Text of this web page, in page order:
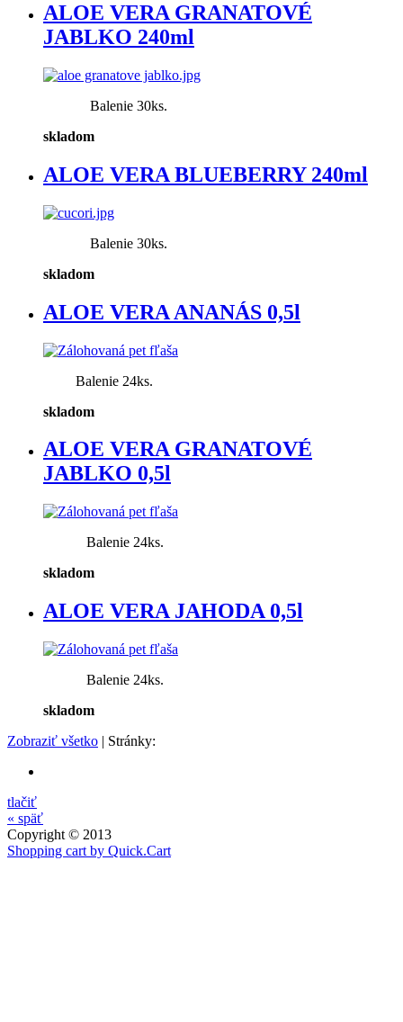
ALOE VERA GRANATOVÉ
JABLKO 240ml
Balenie 30ks.
skladom
ALOE VERA BLUEBERRY 240ml
Balenie 30ks.
skladom
ALOE VERA ANANÁS 0,5l
Balenie 24ks.
skladom
ALOE VERA GRANATOVÉ
JABLKO 0,5l
Balenie 24ks.
skladom
ALOE VERA JAHODA 0,5l
Balenie 24ks.
skladom
Zobraziť všetko | Stránky:
tlačiť
« späť
Copyright © 2013
Shopping cart by Quick.Cart